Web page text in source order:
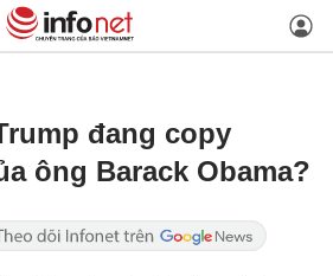
đang copy
ông Barack Obama?